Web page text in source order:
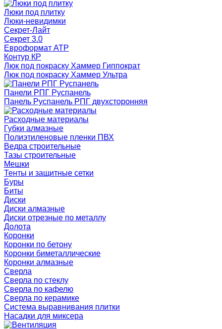
Люки под плитку
Люки-невидимки
Секрет-Лайт
Секрет 3.0
Евроформат АТР
Контур КР
Люк под покраску Хаммер Гиппократ
Люк под покраску Хаммер Ультра
Панели РПГ Руспанель
Панель Руспанель РПГ двухсторонняя
Расходные материалы
Губки алмазные
Полиэтиленовые пленки ПВХ
Ведра строительные
Тазы строительные
Мешки
Тенты и защитные сетки
Буры
Биты
Диски
Диски алмазные
Диски отрезные по металлу
Долота
Коронки
Коронки по бетону
Коронки биметаллические
Коронки алмазные
Сверла
Сверла по стеклу
Сверла по кафелю
Сверла по керамике
Система выравнивания плитки
Насадки для миксера